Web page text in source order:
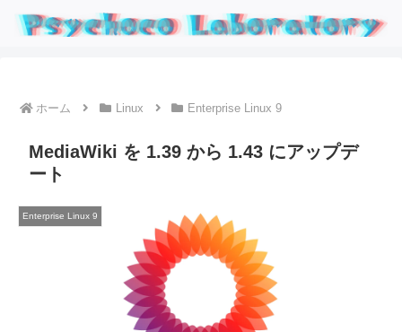
ホーム Linux Enterprise Linux 9
MediaWiki を 1.39 から 1.43 にアップデ
ート
Enterprise Linux 9